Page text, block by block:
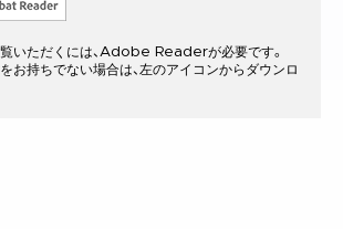
いただくには、Adobe Readerが必要です。
持ちでない場合は、左のアイコンからダウンロ